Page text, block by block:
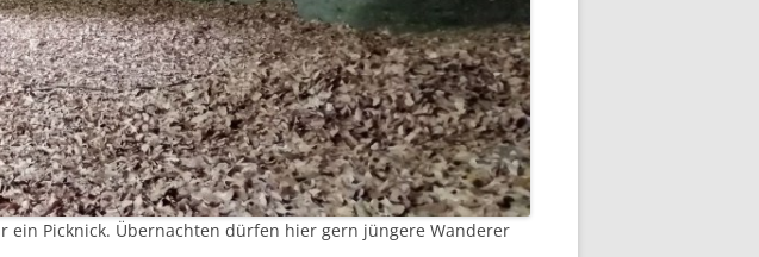
Picknick. Übernachten dürfen hier gern jüngere Wanderer